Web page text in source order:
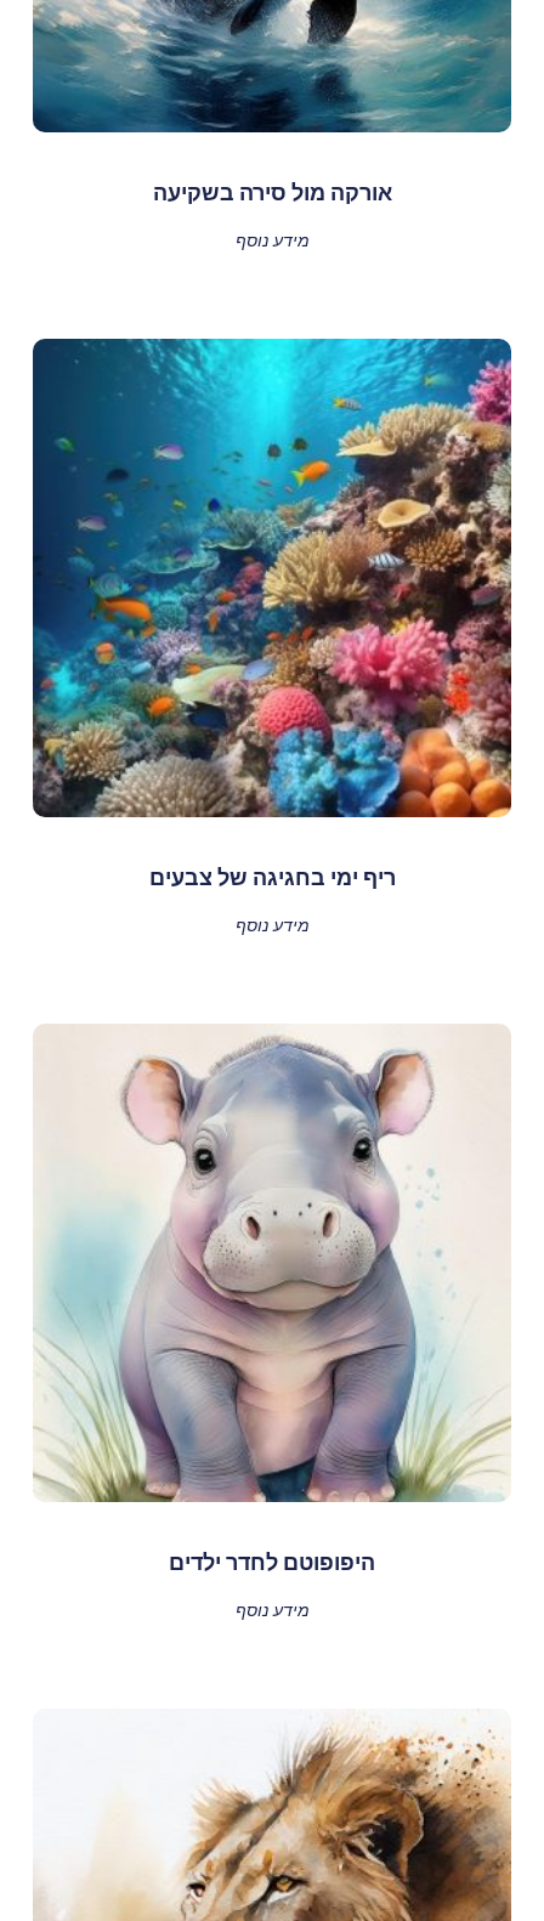
אורקה מול סירה בשקיעה
מידע נוסף
ריף ימי בחגיגה של צבעים
מידע נוסף
היפופוטם לחדר ילדים
מידע נוסף